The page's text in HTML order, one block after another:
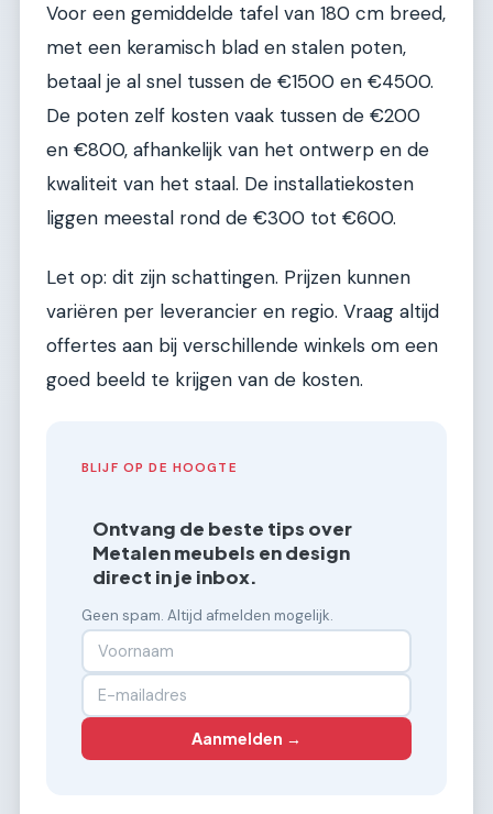
Voor een gemiddelde tafel van 180 cm breed,
met een keramisch blad en stalen poten,
betaal je al snel tussen de €1500 en €4500.
De poten zelf kosten vaak tussen de €200
en €800, afhankelijk van het ontwerp en de
kwaliteit van het staal. De installatiekosten
liggen meestal rond de €300 tot €600.
Let op: dit zijn schattingen. Prijzen kunnen
variëren per leverancier en regio. Vraag altijd
offertes aan bij verschillende winkels om een
goed beeld te krijgen van de kosten.
BLIJF OP DE HOOGTE
Ontvang de beste tips over
Metalen meubels en design
direct in je inbox.
Geen spam. Altijd afmelden mogelijk.
Aanmelden →